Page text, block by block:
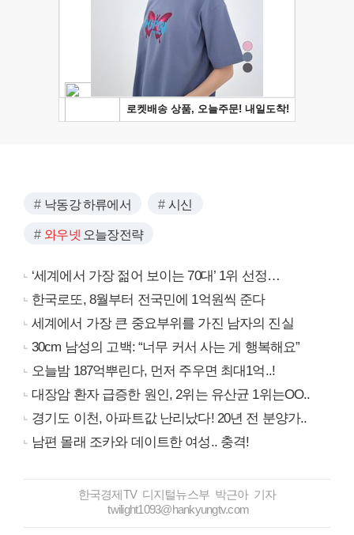
낙동강 하류에서 시신
와우넷 오늘장전략
‘세계에서 가장 젊어 보이는 70대’ 1위 선정…
한국로또, 8월부터 전국민에 1억원씩 준다
세계에서 가장 큰 중요부위를 가진 남자의 진실
30cm 남성의 고백: “너무 커서 사는 게 행복해요”
오늘밤 187억뿌린다, 먼저 주우면 최대1억..!
대장암 환자 급증한 원인, 2위는 유산균 1위는OO..
경기도 이천, 아파트값 난리났다! 20년 전 분양가..
남편 몰래 조카와 데이트한 여성.. 충격!
한국경제TV 디지털뉴스부 박근아 기자
twilight1093@hankyungtv.com